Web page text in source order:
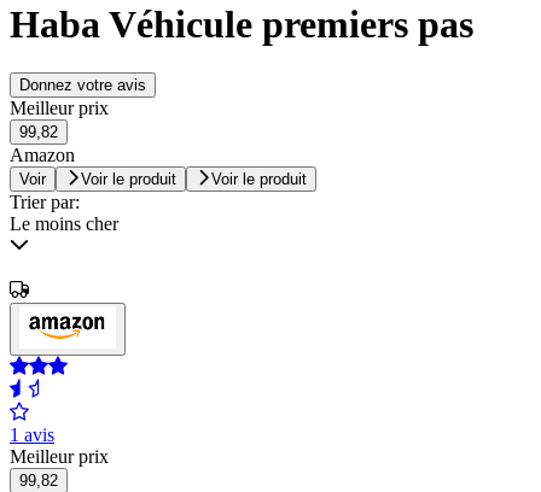
Haba Véhicule premiers pas
Donnez votre avis
Meilleur prix
99,82
Amazon
Voir Voir le produit Voir le produit
Trier par:
Le moins cher
1 avis
Meilleur prix
99,82